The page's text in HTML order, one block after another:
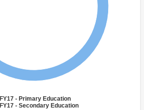
FY17 - Primary Education
FY17 - Secondary Education